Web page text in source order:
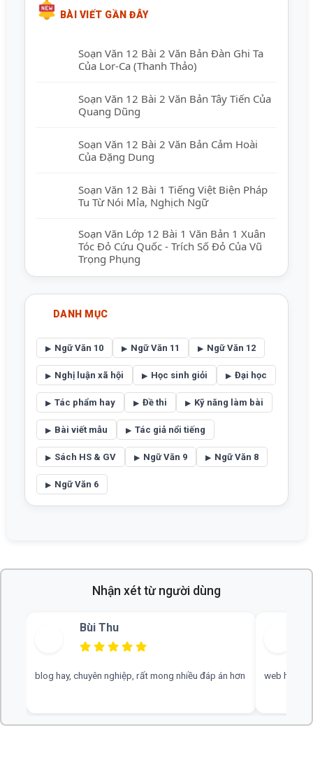
BÀI VIẾT GẦN ĐÂY
Soạn Văn 12 Bài 2 Văn Bản Đàn Ghi Ta
Của Lor-Ca (Thanh Thảo)
Soạn Văn 12 Bài 2 Văn Bản Tây Tiến Của
Quang Dũng
Soạn Văn 12 Bài 2 Văn Bản Cảm Hoài
Của Đặng Dung
Soạn Văn 12 Bài 1 Tiếng Việt Biện Pháp
Tu Từ Nói Mỉa, Nghịch Ngữ
Soạn Văn Lớp 12 Bài 1 Văn Bản 1 Xuân
Tóc Đỏ Cứu Quốc - Trích Số Đỏ Của Vũ
Trọng Phụng
DANH MỤC
Ngữ Văn 10 Ngữ Văn 11 Ngữ Văn 12
Nghị luận xã hội Học sinh giỏi Đại học
Tác phẩm hay Đề thi Kỹ năng làm bài
Bài viết mẫu Tác giả nổi tiếng
Sách HS & GV Ngữ Văn 9 Ngữ Văn 8
Ngữ Văn 6
Nhận xét từ người dùng
Bùi Thu
blog hay, chuyên nghiệp, rất mong nhiều đáp án hơn web hay,